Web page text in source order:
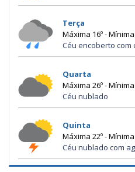
Terça
Máxima 16º - Mínima
Céu encoberto com
Quarta
Máxima 26º - Mínima
Céu nublado
Quinta
Máxima 22º - Mínima
Céu nublado com